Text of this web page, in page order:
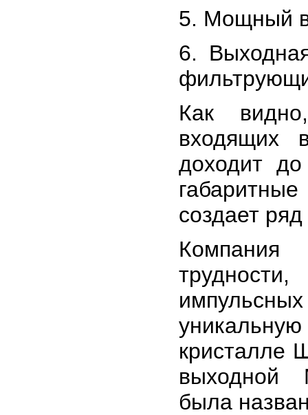
5. Мощный
6.
Как
входящих
доходит до
создает
Компания
кристалле
выходной
была